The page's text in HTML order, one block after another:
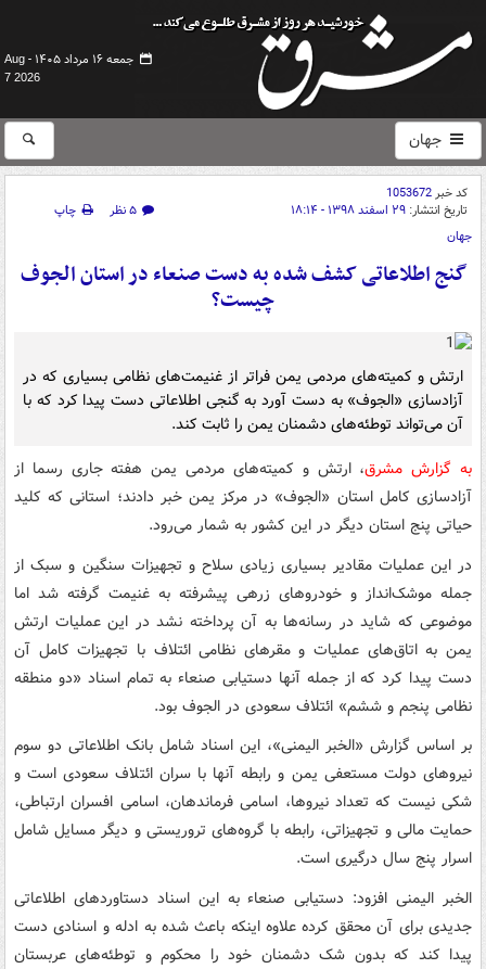
جمعه ۱۶ مرداد ۱۴۰۵ -
Aug
7 2026
جهان
کد خبر1053672
تاریخ انتشار: ۲۹ اسفند ۱۳۹۸ - ۱۸:۱۴ ۵ نظر
چاپ
جهان
گنج اطلاعاتی کشف شده به دست صنعاء در استان الجوف
چیست؟
ارتش و کمیته‌های مردمی یمن فراتر از غنیمت‌های نظامی بسیاری که در
آزادسازی «الجوف» به دست آورد به گنجی اطلاعاتی دست پیدا کرد که با
آن می‌تواند توطئه‌های دشمنان یمن را ثابت کند.
به گزارش مشرق، ارتش و کمیته‌های مردمی یمن هفته جاری رسما از
آزادسازی کامل استان «الجوف» در مرکز یمن خبر دادند؛ استانی که کلید
حیاتی پنج استان دیگر در این کشور به شمار می‌رود.
در این عملیات مقادیر بسیاری زیادی سلاح و تجهیزات سنگین و سبک از
جمله موشک‌انداز و خودروهای زرهی پیشرفته به غنیمت گرفته شد اما
موضوعی که شاید در رسانه‌ها به آن پرداخته نشد در این عملیات ارتش
یمن به اتاق‌های عملیات و مقرهای نظامی ائتلاف با تجهیزات کامل آن
دست پیدا کرد که از جمله آنها دستیابی صنعاء به تمام اسناد «دو منطقه
نظامی پنجم و ششم» ائتلاف سعودی در الجوف بود.
بر اساس گزارش «الخبر الیمنی»، این اسناد شامل بانک اطلاعاتی دو سوم
نیروهای دولت مستعفی یمن و رابطه آنها با سران ائتلاف سعودی است و
شکی نیست که تعداد نیروها، اسامی فرماندهان، اسامی افسران ارتباطی،
حمایت مالی و تجهیزاتی، رابطه با گروه‌های تروریستی و دیگر مسایل شامل
اسرار پنج سال درگیری است.
الخبر الیمنی افزود: دستیابی صنعاء به این اسناد دستاوردهای اطلاعاتی
جدیدی برای آن محقق کرده علاوه اینکه باعث شده به ادله و اسنادی دست
پیدا کند که بدون شک دشمنان خود را محکوم و توطئه‌های عربستان